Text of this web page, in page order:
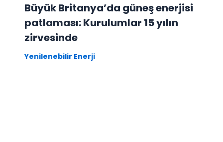
Büyük Britanya’da güneş enerjisi
patlaması: Kurulumlar 15 yılın
zirvesinde
Yenilenebilir Enerji